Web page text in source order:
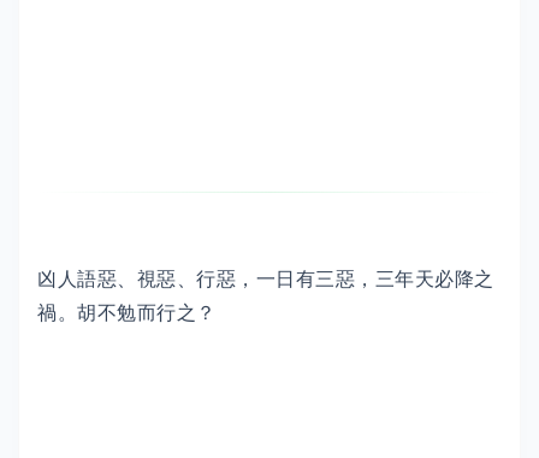
凶人語惡、視惡、行惡，一日有三惡，三年天必降之
禍。胡不勉而行之？